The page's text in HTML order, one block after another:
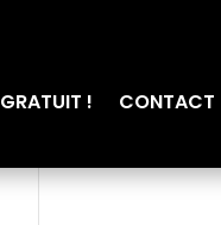
GRATUIT ! CONTACT